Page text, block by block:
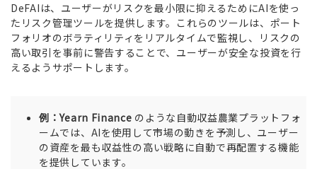
DeFAIは、ユーザーがリスクを最小限に抑えるためにAIを使っ
たリスク管理ツールを提供します。これらのツールは、ポート
フォリオのボラティリティをリアルタイムで監視し、リスクの
高い取引を事前に警告することで、ユーザーが安全な投資を行
えるようサポートします。
例：Yearn Finance のような自動収益農業プラットフォ
ームでは、AIを使用して市場の動きを予測し、ユーザー
の資産を最も収益性の高い戦略に自動で再配置する機能
を提供しています。